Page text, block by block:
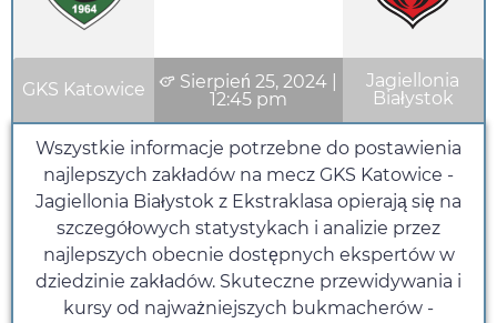
GKS Katowice Sierpień 25, 2024
12:45 pm
Jagiellonia
Białystok
Wszystkie informacje potrzebne do postawienia
najlepszych zakładów na mecz GKS Katowice -
Jagiellonia Białystok z Ekstraklasa opierają się na
szczegółowych statystykach i analizie przez
najlepszych obecnie dostępnych ekspertów w
dziedzinie zakładów. Skuteczne przewidywania i
kursy od najważniejszych bukmacherów -